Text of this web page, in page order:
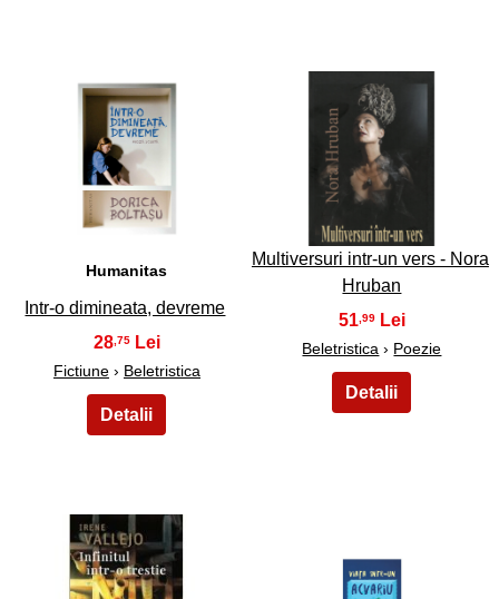
5
Humanitas
Intr-o dimineata, devreme
28 ,75
Fictiune› Beletristica
6
Multiversuri intr-un vers - Nora
Hruban
51 ,99
Beletristica › Poezie